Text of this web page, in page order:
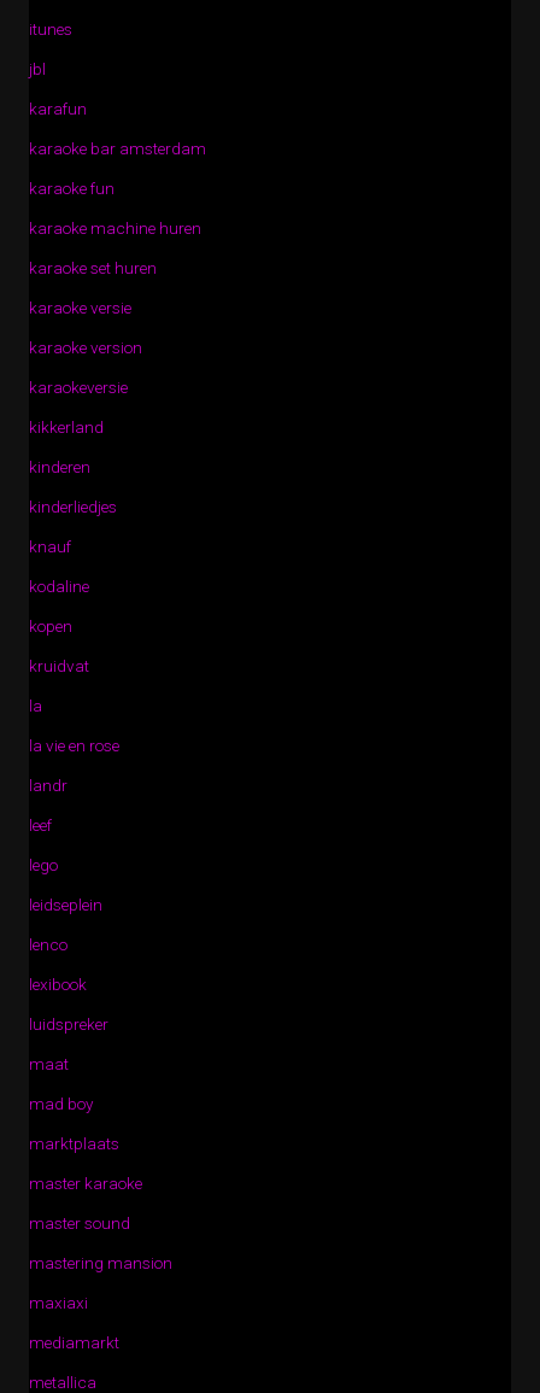
itunes
jbl
karafun
karaoke bar amsterdam
karaoke fun
karaoke machine huren
karaoke set huren
karaoke versie
karaoke version
karaokeversie
kikkerland
kinderen
kinderliedjes
knauf
kodaline
kopen
kruidvat
la
la vie en rose
landr
leef
lego
leidseplein
lenco
lexibook
luidspreker
maat
mad boy
marktplaats
master karaoke
master sound
mastering mansion
maxiaxi
mediamarkt
metallica